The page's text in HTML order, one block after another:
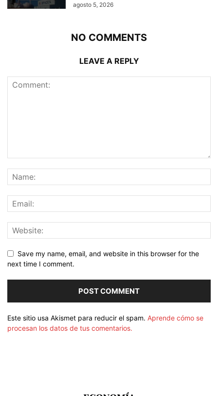
agosto 5, 2026
NO COMMENTS
LEAVE A REPLY
Save my name, email, and website in this browser for the
next time I comment.
Este sitio usa Akismet para reducir el spam. Aprende cómo se
procesan los datos de tus comentarios.